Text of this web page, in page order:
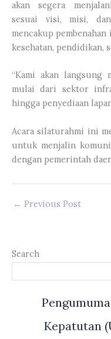
akan segera
sesuai visi, misi,
mencakup
kesehatan, pendidikan,
“Kami akan langsung
mulai dari sektor
hingga penyediaan
Acara silaturahmi ini
untuk menjalin
dengan pemerintah
← Previous Post
Search
Kepatutan